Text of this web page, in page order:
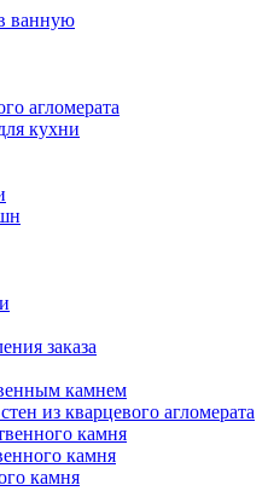
ванную
агломерата
кухни
заказа
камнем
из кварцевого агломерата
камня
камня
камня